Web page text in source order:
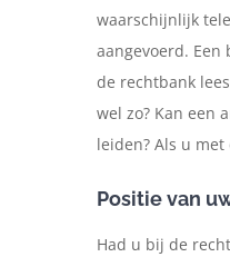
waarschijnlijk
aangevoerd. Een
de rechtbank
wel zo? Kan een
leiden? Als u
Positie van
Had u bij de